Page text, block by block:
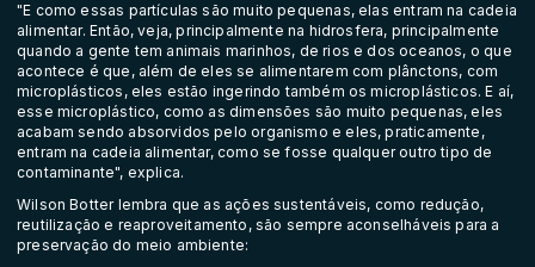
"E como essas partículas são muito pequenas, elas entram na cadeia
alimentar. Então, veja, principalmente na hidrosfera, principalmente
quando a gente tem animais marinhos, de rios e dos oceanos, o que
acontece é que, além de eles se alimentarem com plânctons, com
microplásticos, eles estão ingerindo também os microplásticos. E aí,
esse microplástico, como as dimensões são muito pequenas, eles
acabam sendo absorvidos pelo organismo e eles, praticamente,
entram na cadeia alimentar, como se fosse qualquer outro tipo de
contaminante", explica.
Wilson Botter lembra que as ações sustentáveis, como redução,
reutilização e reaproveitamento, são sempre aconselháveis para a
preservação do meio ambiente: